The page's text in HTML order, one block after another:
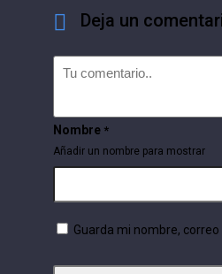
Deja un
Nombre *
Añadir un nombre para mostrar
Guarda mi nombre,